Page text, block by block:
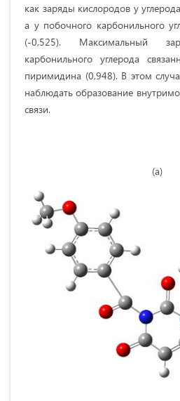
как заряды кислородов у
а у побочного карбонильного
(-0,525). Максимальный
карбонильного углерода
пиримидина (0,948). В этом
наблюдать образование
связи.
(а)